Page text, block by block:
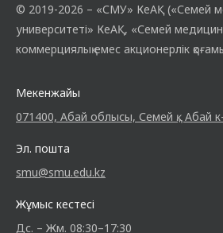
© 2019-2026 – «СМУ» КеАҚ («Семей
университеті» КеАҚ, «Семей
коммерциялық емес акционерлік
Мекенжайы
071400, Абай облысы, Семей қ., Абай к-
Эл. пошта
smu@smu.edu.kz
Жұмыс кестесі
Дс. – Жм. 08:30–17:30